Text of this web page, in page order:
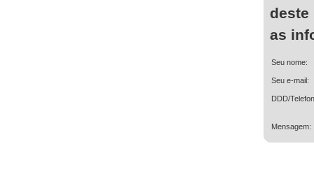
deste
as
Seu nome:
Seu e-mail:
DDD/
Mensagem: